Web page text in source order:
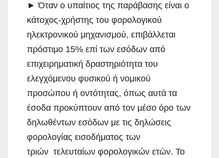
► Όταν ο υπαίτιος της παράβασης είναι ο
κάτοχος-χρήστης του φορολογικού
ηλεκτρονικού μηχανισμού, επιβάλλεται
πρόστιμο 15% επί των εσόδων από
επιχειρηματική δραστηριότητα του
ελεγχόμενου φυσικού ή νομικού
προσώπου ή οντότητας, όπως αυτά τα
έσοδα προκύπτουν από τον μέσο όρο των
δηλωθέντων εσόδων με τις δηλώσεις
φορολογίας εισοδήματος των
τριών τελευταίων φορολογικών ετών. Το